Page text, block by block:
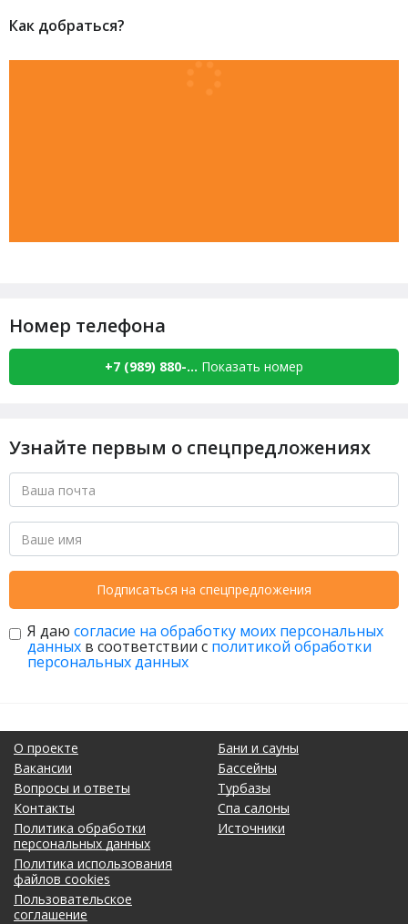
Как добраться?
Номер телефона
+7 (989) 880-... Показать номер
Узнайте первым о спецпредложениях
Подписаться на спецпредложения
Я даю согласие на обработку моих персональных
данных в соответствии с политикой обработки
персональных данных
О проекте
Вакансии
Вопросы и ответы
Контакты
Политика обработки
персональных данных
Политика использования
файлов cookies
Пользовательское
соглашение
Бани и сауны
Бассейны
Турбазы
Спа салоны
Источники